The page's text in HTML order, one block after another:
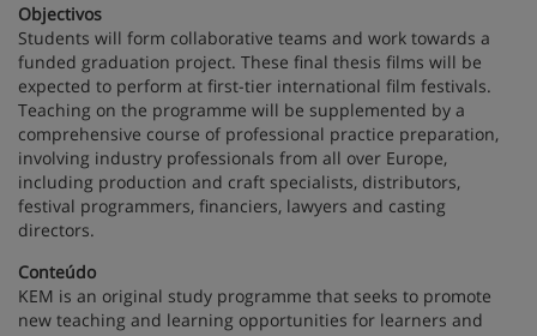
Objectivos
Students will form collaborative teams and work towards a
funded graduation project. These final thesis films will be
expected to perform at first-tier international film festivals.
Teaching on the programme will be supplemented by a
comprehensive course of professional practice preparation,
involving industry professionals from all over Europe,
including production and craft specialists, distributors,
festival programmers, financiers, lawyers and casting
directors.
Conteúdo
KEM is an original study programme that seeks to promote
new teaching and learning opportunities for learners and